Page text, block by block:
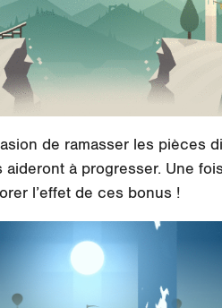
de ramasser les pièces
à progresser. Une
l’effet de ces bonus !